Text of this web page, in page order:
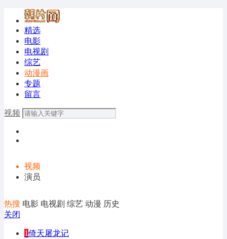
精选
电影
电视剧
综艺
动漫画
专题
留言
视频
视频
演员
热搜 电影 电视剧 综艺 动漫 历史
关闭
1倚天屠龙记